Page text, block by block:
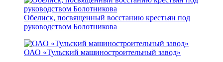
Обелиск, посвященный восстанию крестьян под
руководством Болотникова
ОАО «Тульский машиностроительный завод»